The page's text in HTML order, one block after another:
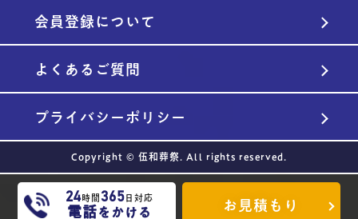
24時間 365 日対応
電話をかける お見積もり
会員登録について
よくあるご質問
プライバシーポリシー
Copyright © 伍和葬祭. All rights reserved.